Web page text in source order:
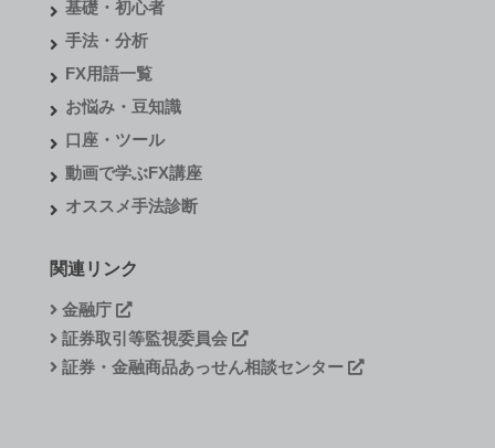
基礎・初心者
手法・分析
FX用語一覧
お悩み・豆知識
口座・ツール
動画で学ぶFX講座
オススメ手法診断
関連リンク
金融庁
証券取引等監視委員会
証券・金融商品あっせん相談センター